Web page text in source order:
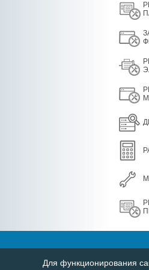
Для функционирования